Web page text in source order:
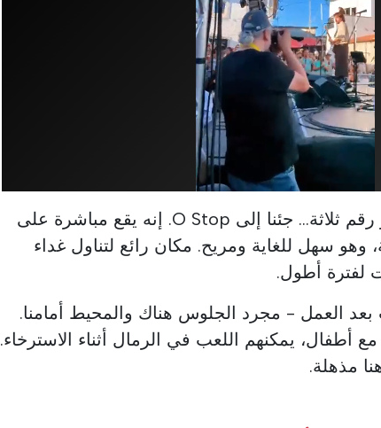
ولكن هذه المرة، كان الخيار رقم ثلاثة... جئنا إلى O Stop. إنه يقع مباشرة على
وهو سهل للغاية ومريح. مكان رائع لتناول غداء
لفترة أطول.
بعد العمل - مجرد الجلوس هناك والمحيط أمامنا.
أطفال، يمكنهم اللعب في الرمال أثناء الاسترخاء.
مذهلة.